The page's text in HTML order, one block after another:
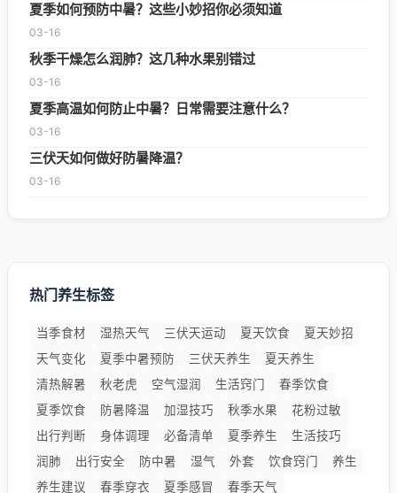
夏季如何预防中暑？这些小妙招你必须知道
03-16
秋季干燥怎么润肺？这几种水果别错过
03-16
夏季高温如何防止中暑？日常需要注意什么？
03-16
三伏天如何做好防暑降温？
03-16
热门养生标签
当季食材 湿热天气 三伏天运动 夏天饮食
夏天妙招
天气变化
夏季中暑预防 三伏天养生
夏天养生
清热解暑
秋老虎 空气湿润 生活窍门
春季饮食
夏季饮食
防暑降温 加湿技巧 秋季水果
花粉过敏
出行判断
身体调理 必备清单 夏季养生
生活技巧
润肺
出行安全 防中暑 湿气 外套 饮食窍门
养生
养生建议
春季穿衣 夏季感冒 春季天气